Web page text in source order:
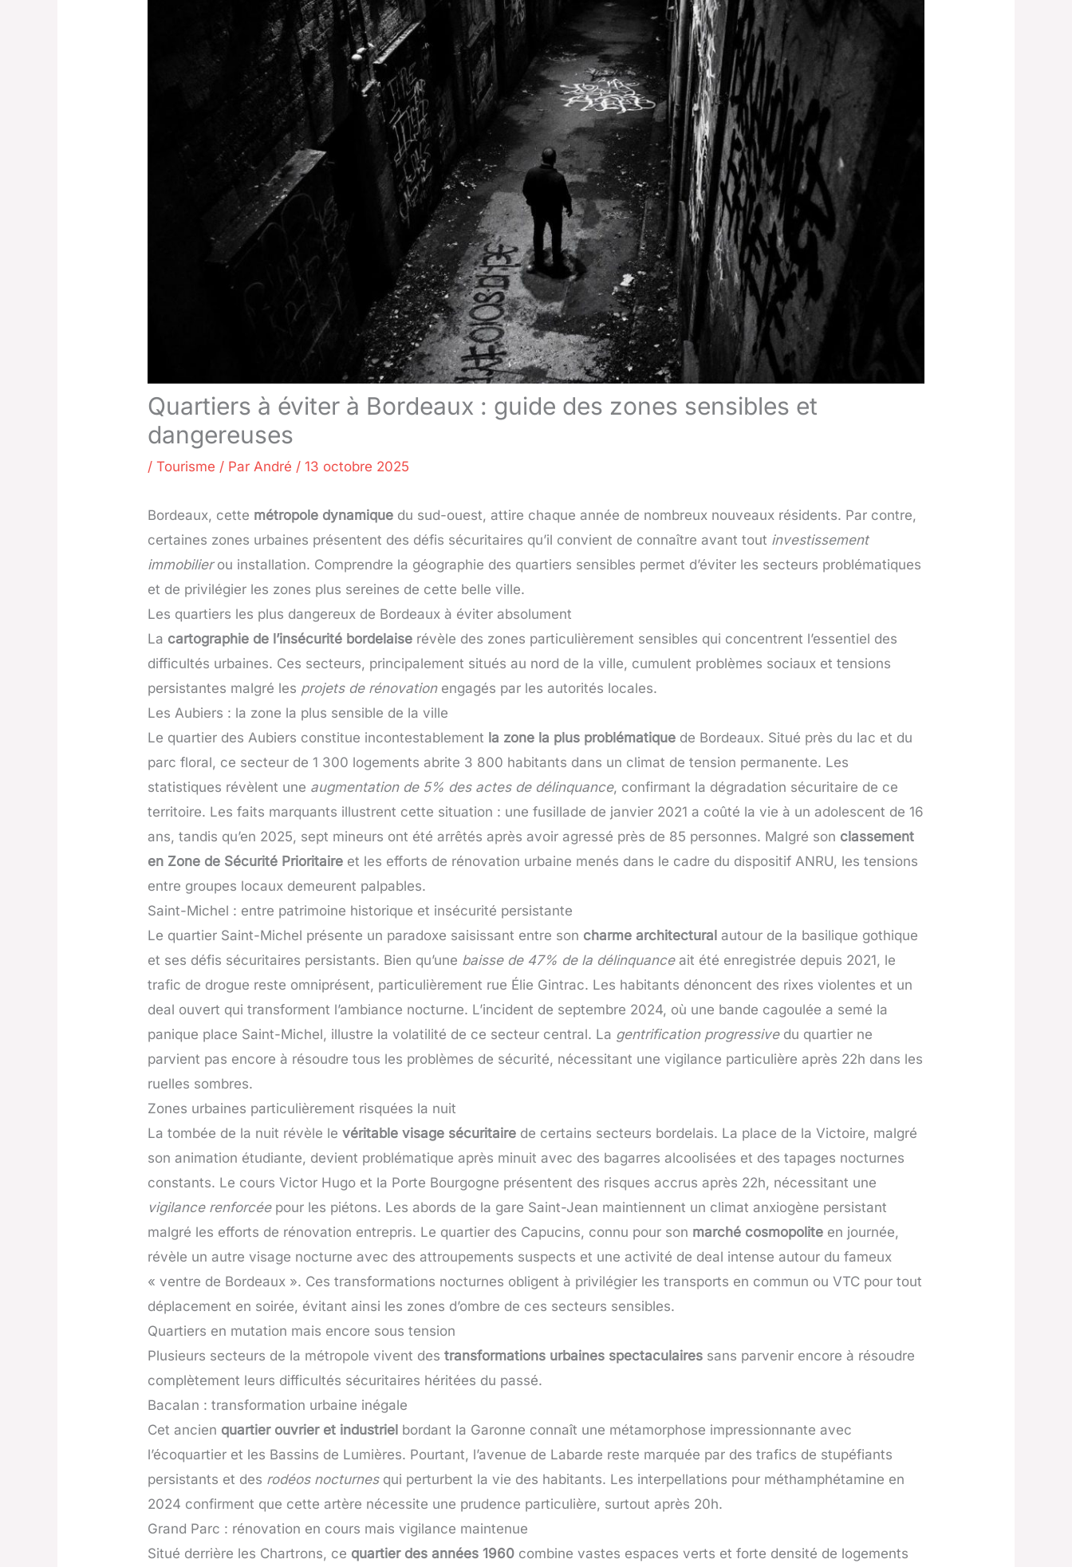
Quartiers à éviter à Bordeaux : guide des zones sensibles et
dangereuses
/Tourisme / Par André /13 octobre 2025
Bordeaux, cette métropole dynamique du sud-ouest, attire chaque année de nombreux nouveaux résidents. Par contre,
certaines zones urbaines présentent des défis sécuritaires qu’il convient de connaître avant tout investissement
immobilierou installation. Comprendre la géographie des quartiers sensibles permet d’éviter les secteurs problématiques
et de privilégier les zones plus sereines de cette belle ville.
Les quartiers les plus dangereux de Bordeaux à éviter absolument
La cartographie de l’insécurité bordelaise révèle des zones particulièrement sensibles qui concentrent l’essentiel des
difficultés urbaines. Ces secteurs, principalement situés au nord de la ville, cumulent problèmes sociaux et tensions
persistantes malgré les projets de rénovationengagés par les autorités locales.
Les Aubiers : la zone la plus sensible de la ville
Le quartier des Aubiers constitue incontestablement la zone la plus problématique de Bordeaux. Situé près du lac et du
parc floral, ce secteur de 1 300 logements abrite 3 800 habitants dans un climat de tension permanente. Les
statistiques révèlent une augmentation de 5% des actes de délinquance, confirmant la dégradation sécuritaire de ce
territoire. Les faits marquants illustrent cette situation : une fusillade de janvier 2021 a coûté la vie à un adolescent de 16
ans, tandis qu’en 2025, sept mineurs ont été arrêtés après avoir agressé près de 85 personnes. Malgré son classement
en Zone de Sécurité Prioritaire et les efforts de rénovation urbaine menés dans le cadre du dispositif ANRU, les tensions
entre groupes locaux demeurent palpables.
Saint-Michel : entre patrimoine historique et insécurité persistante
Le quartier Saint-Michel présente un paradoxe saisissant entre son charme architectural autour de la basilique gothique
et ses défis sécuritaires persistants. Bien qu’une baisse de 47% de la délinquanceait été enregistrée depuis 2021, le
trafic de drogue reste omniprésent, particulièrement rue Élie Gintrac. Les habitants dénoncent des rixes violentes et un
deal ouvert qui transforment l’ambiance nocturne. L’incident de septembre 2024, où une bande cagoulée a semé la
panique place Saint-Michel, illustre la volatilité de ce secteur central. La gentrification progressivedu quartier ne
parvient pas encore à résoudre tous les problèmes de sécurité, nécessitant une vigilance particulière après 22h dans les
ruelles sombres.
Zones urbaines particulièrement risquées la nuit
La tombée de la nuit révèle levéritable visage sécuritaire de certains secteurs bordelais. La place de la Victoire, malgré
son animation étudiante, devient problématique après minuit avec des bagarres alcoolisées et des tapages nocturnes
constants. Le cours Victor Hugo et la Porte Bourgogne présentent des risques accrus après 22h, nécessitant une
vigilance renforcéepour les piétons. Les abords de la gare Saint-Jean maintiennent un climat anxiogène persistant
malgré les efforts de rénovation entrepris. Le quartier des Capucins, connu pour son marché cosmopolite en journée,
révèle un autre visage nocturne avec des attroupements suspects et une activité de deal intense autour du fameux
« ventre de Bordeaux ». Ces transformations nocturnes obligent à privilégier les transports en commun ou VTC pour tout
déplacement en soirée, évitant ainsi les zones d’ombre de ces secteurs sensibles.
Quartiers en mutation mais encore sous tension
Plusieurs secteurs de la métropole vivent destransformations urbaines spectaculaires sans parvenir encore à résoudre
complètement leurs difficultés sécuritaires héritées du passé.
Bacalan : transformation urbaine inégale
Cet ancien quartier ouvrier et industriel bordant la Garonne connaît une métamorphose impressionnante avec
l’écoquartier et les Bassins de Lumières. Pourtant, l’avenue de Labarde reste marquée par des trafics de stupéfiants
persistants et des rodéos nocturnesqui perturbent la vie des habitants. Les interpellations pour méthamphétamine en
2024 confirment que cette artère nécessite une prudence particulière, surtout après 20h.
Grand Parc : rénovation en cours mais vigilance maintenue
Situé derrière les Chartrons, ce quartier des années 1960 combine vastes espaces verts et forte densité de logements